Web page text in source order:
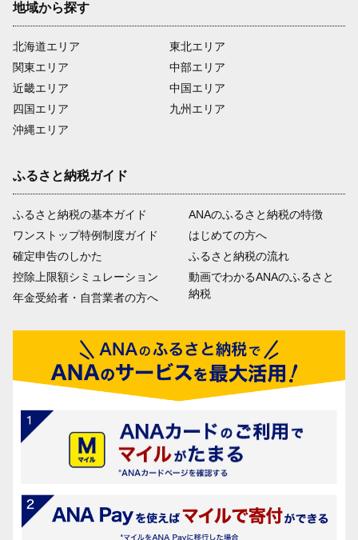
地域から探す
北海道エリア
関東エリア
近畿エリア
四国エリア
沖縄エリア
東北エリア
中部エリア
中国エリア
九州エリア
ふるさと納税ガイド
ふるさと納税の基本ガイド
ワンストップ特例制度ガイド
確定申告のしかた
控除上限額シミュレーション
年金受給者・自営業者の方へ
ANAのふるさと納税の特徴
はじめての方へ
ふるさと納税の流れ
動画でわかるANAのふるさと
納税